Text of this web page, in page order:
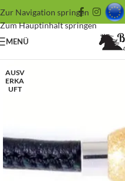
Zur Navigation springen
Zum Hauptinhalt springen
MENÜ
AUSV
ERKA
UFT